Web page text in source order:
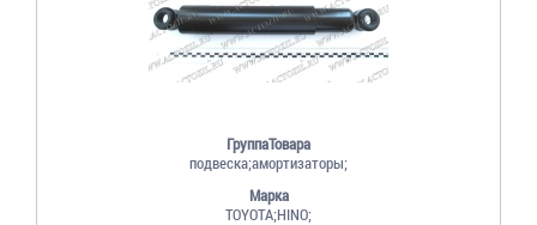
ГруппаТовара
подвеска;амортизаторы;
Марка
TOYOTA;HINO;